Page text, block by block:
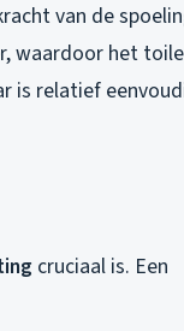
van de
waardoor het
is relatief
cruciaal is. Een